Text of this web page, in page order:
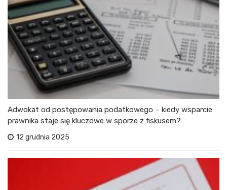
Adwokat od postępowania podatkowego – kiedy wsparcie
prawnika staje się kluczowe w sporze z fiskusem?
12 grudnia 2025